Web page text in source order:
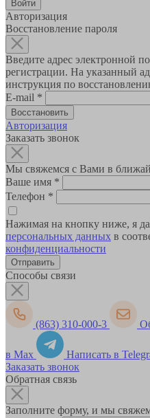
Авторизация
Восстановление пароля
Введите адрес электронной
регистрации. На указанный
инструкция по
E-mail *
Авторизация
Заказать звонок
Мы свяжемся с Вами в
Ваше имя *
Телефон *
Нажимая на кнопку ниже, я
персональных данных в
конфиденциальности
Способы связи
(863) 310-000-3
в Max
Написать в
Заказать звонок
Обратная связь
Заполните форму, и мы